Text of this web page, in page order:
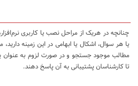
چنانچه در هریک از مراحل نصب یا کاربری
یا هر سوال، اشکال یا ابهامی در این زمینه دارید،
مطالب موجود جستجو و در صورت لزوم به
تا کارشناسان پشتیبانی به آن پاسخ دهند.